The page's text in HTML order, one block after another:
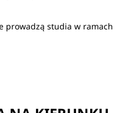
prowadzą studia w ramach